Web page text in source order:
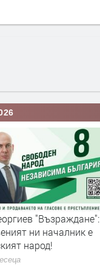
"Възраждане":
ни началник е
народ!